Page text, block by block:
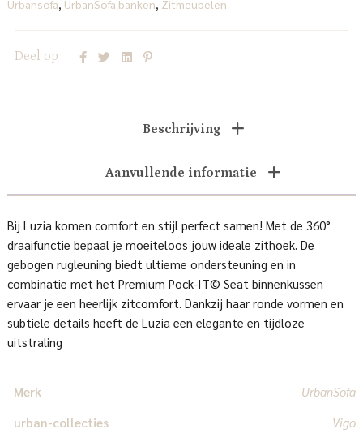
Urbansofa UrbanSofa banken Zitmeubelen
Deel op
Beschrijving
Aanvullende informatie
Bij Luzia komen comfort en stijl perfect samen! Met de 360°
draaifunctie bepaal je moeiteloos jouw ideale zithoek. De
gebogen rugleuning biedt ultieme ondersteuning en in
combinatie met het Premium Pock-IT© Seat binnenkussen
ervaar je een heerlijk zitcomfort. Dankzij haar ronde vormen en
subtiele details heeft de Luzia een elegante en tijdloze
uitstraling
Merk
UrbanSofa
urban-collecties
Vigo